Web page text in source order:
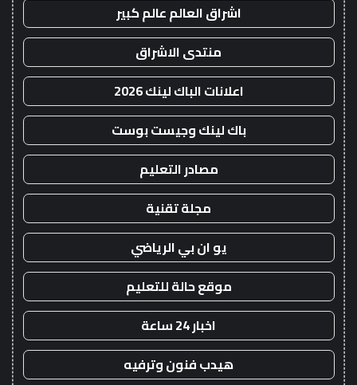
اشراق العالم عالم كبير
منتدى الاشراق
اعلانات الباك لينك 2026
باك لينك وجيست بوست
مصادر التعليم
مجلة تقنية
يو ان بي الرياضي
موقع حالة للتعليم
اخبار 24 ساعة
هيدب فنون وترفيه